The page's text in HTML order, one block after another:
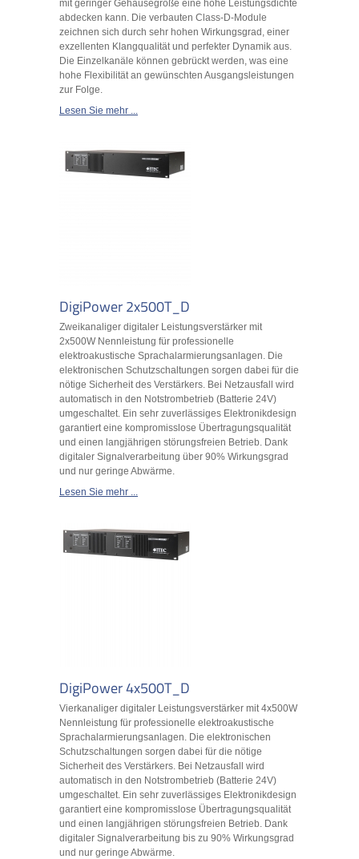
mit geringer Gehäusegröße eine hohe Leistungsdichte
abdecken kann. Die verbauten Class-D-Module
zeichnen sich durch sehr hohen Wirkungsgrad, einer
exzellenten Klangqualität und perfekter Dynamik aus.
Die Einzelkanäle können gebrückt werden, was eine
hohe Flexibilität an gewünschten Ausgangsleistungen
zur Folge.
Lesen Sie mehr ...
DigiPower 2x500T_D
Zweikanaliger digitaler Leistungsverstärker mit
2x500W Nennleistung für professionelle
elektroakustische Sprachalarmierungsanlagen. Die
elektronischen Schutzschaltungen sorgen dabei für die
nötige Sicherheit des Verstärkers. Bei Netzausfall wird
automatisch in den Notstrombetrieb (Batterie 24V)
umgeschaltet. Ein sehr zuverlässiges Elektronikdesign
garantiert eine kompromisslose Übertragungsqualität
und einen langjährigen störungsfreien Betrieb. Dank
digitaler Signalverarbeitung über 90% Wirkungsgrad
und nur geringe Abwärme.
Lesen Sie mehr ...
DigiPower 4x500T_D
Vierkanaliger digitaler Leistungsverstärker mit 4x500W
Nennleistung für professionelle elektroakustische
Sprachalarmierungsanlagen. Die elektronischen
Schutzschaltungen sorgen dabei für die nötige
Sicherheit des Verstärkers. Bei Netzausfall wird
automatisch in den Notstrombetrieb (Batterie 24V)
umgeschaltet. Ein sehr zuverlässiges Elektronikdesign
garantiert eine kompromisslose Übertragungsqualität
und einen langjährigen störungsfreien Betrieb. Dank
digitaler Signalverarbeitung bis zu 90% Wirkungsgrad
und nur geringe Abwärme.